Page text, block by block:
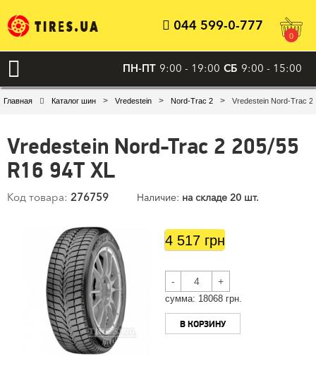
044 599-0-777
0
ПН-ПТ 9:00 - 19:00 СБ 9:00 - 15:00
Главная Каталог шин > Vredestein > Nord-Trac 2 > Vredestein Nord-Trac 2
Vredestein Nord-Trac 2 205/55
R16 94T XL
Код товара: 276759 Наличие: на складе 20 шт.
4 517 грн
- +
cумма: 18068 грн.
В КОРЗИНУ